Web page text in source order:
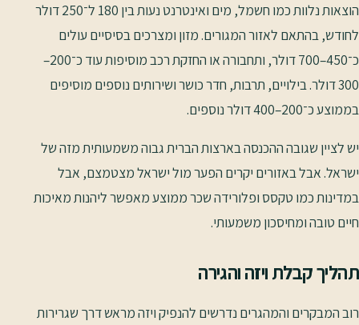
הוצאות נלוות כמו חשמל, מים ואינטרנט נעות בין 180 ל־250 דולר
לחודש, בהתאם לאזור המגורים. מזון ומצרכים בסיסיים עולים
כ־450–700 דולר, ותחבורה או החזקת רכב מוסיפות עוד כ־200–
300 דולר. בילויים, תרבות, חדר כושר ושירותים נוספים מוסיפים
בממוצע כ־200–400 דולר נוספים.
יש לציין שגובה ההכנסה בארצות הברית גבוה משמעותית מזה של
ישראל. אבל באזורים יקרים הפער מול ישראל מצטמצם, אבל
במדינות כמו טקסס ופלורידה שכר ממוצע מאפשר ליהנות מאיכות
חיים טובה ומחיסכון משמעותי.
תהליך קבלת ויזה והגירה
רוב המבקרים והמהגרים נדרשים להנפיק ויזה מראש דרך שגרירות